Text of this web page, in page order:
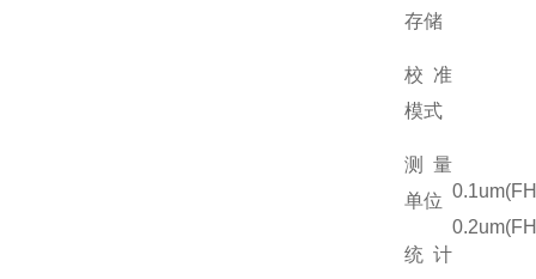
存储
校准
模式
测量
单位
统计